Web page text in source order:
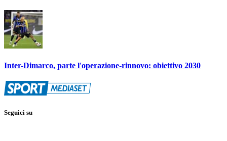
Inter-Dimarco, parte l'operazione-rinnovo: obiettivo 2030
Seguici su